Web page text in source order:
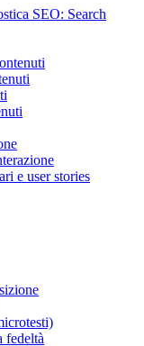
SEO: Search
e user stories
fedeltà